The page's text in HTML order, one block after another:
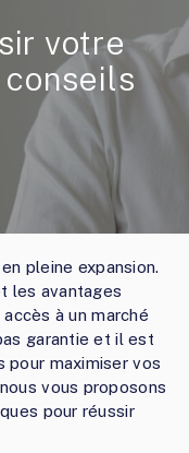
votre
pleine expansion.
les avantages
à un marché
garantie et il est
pour maximiser vos
vous proposons
pour réussir